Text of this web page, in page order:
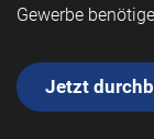
Gewerbe
Jetzt